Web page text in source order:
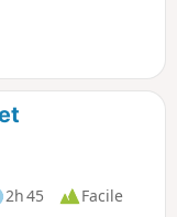
2h 45
Facile